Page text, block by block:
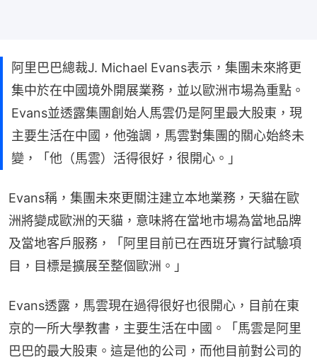
阿里巴巴總裁J. Michael Evans表示，集團未來將更
集中於在中國境外開展業務，並以歐洲市場為重點。
Evans並透露集團創始人馬雲仍是阿里最大股東，現
主要生活在中國，他強調，馬雲對集團的關心始終未
變，「他（馬雲）活得很好，很開心。」
Evans稱，集團未來更關注建立本地業務，天貓在歐
洲將變成歐洲的天貓，意味將在當地市場為當地品牌
及當地客戶服務，「阿里目前已在西班牙實行試驗項
目，目標是擴展至整個歐洲。」
Evans透露，馬雲現在過得很好也很開心，目前在東
京的一所大學教書，主要生活在中國。「馬雲是阿里
巴巴的最大股東。這是他的公司，而他目前對公司的